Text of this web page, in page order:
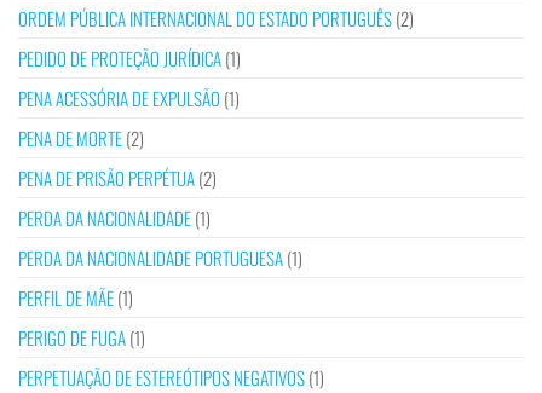
ORDEM PÚBLICA INTERNACIONAL DO ESTADO PORTUGUÊS(2)
PEDIDO DE PROTEÇÃO JURÍDICA(1)
PENA ACESSÓRIA DE EXPULSÃO (1)
PENA DE MORTE(2)
PENA DE PRISÃO PERPÉTUA(2)
PERDA DA NACIONALIDADE(1)
PERDA DA NACIONALIDADE PORTUGUESA(1)
PERFIL DE MÃE(1)
PERIGO DE FUGA(1)
PERPETUAÇÃO DE ESTEREÓTIPOS NEGATIVOS(1)